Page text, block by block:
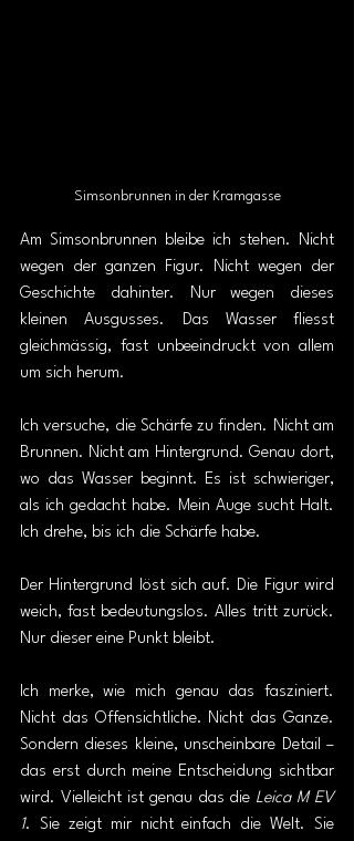
Simsonbrunnen in der Kramgasse
Am Simsonbrunnen bleibe ich stehen. Nicht
wegen der ganzen Figur. Nicht wegen der
Geschichte dahinter. Nur wegen dieses
kleinen Ausgusses. Das Wasser fliesst
gleichmässig, fast unbeeindruckt von allem
um sich herum.
Ich versuche, die Schärfe zu finden. Nicht am
Brunnen. Nicht am Hintergrund. Genau dort,
wo das Wasser beginnt. Es ist schwieriger,
als ich gedacht habe. Mein Auge sucht Halt.
Ich drehe, bis ich die Schärfe habe.
Der Hintergrund löst sich auf. Die Figur wird
weich, fast bedeutungslos. Alles tritt zurück.
Nur dieser eine Punkt bleibt.
Ich merke, wie mich genau das fasziniert.
Nicht das Offensichtliche. Nicht das Ganze.
Sondern dieses kleine, unscheinbare Detail –
das erst durch meine Entscheidung sichtbar
wird. Vielleicht ist genau das die Leica M EV
1. Sie zeigt mir nicht einfach die Welt. Sie